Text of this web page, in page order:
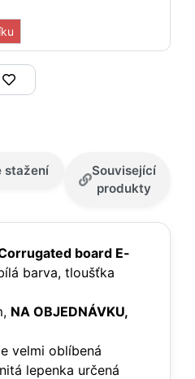
stažení
Související
produkty
board E-
barva, tloušťka
NA OBJEDNÁVKU,
velmi oblíbená
lepenka určená